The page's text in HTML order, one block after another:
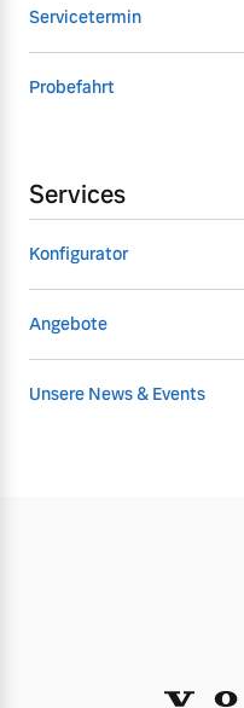
Servicetermin
Probefahrt
Services
Konfigurator
Angebote
Unsere News & Events